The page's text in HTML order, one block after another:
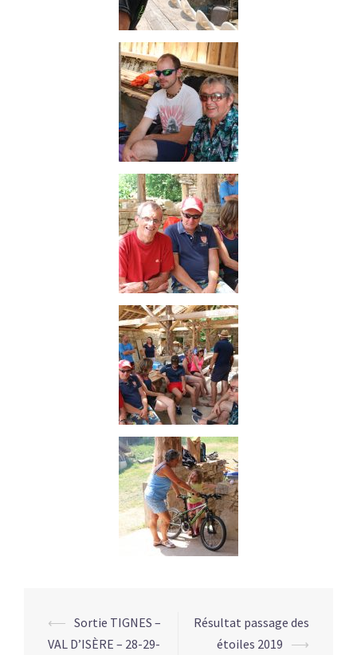
⟵ Sortie TIGNES –
VAL D’ISÈRE – 28-29-
Résultat passage des
étoiles 2019 ⟶